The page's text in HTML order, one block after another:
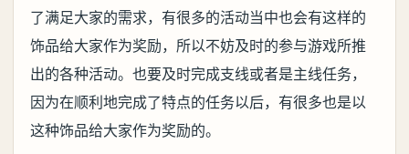
了满足大家的需求，有很多的活动当中也会有这样的
饰品给大家作为奖励，所以不妨及时的参与游戏所推
出的各种活动。也要及时完成支线或者是主线任务，
因为在顺利地完成了特点的任务以后，有很多也是以
这种饰品给大家作为奖励的。